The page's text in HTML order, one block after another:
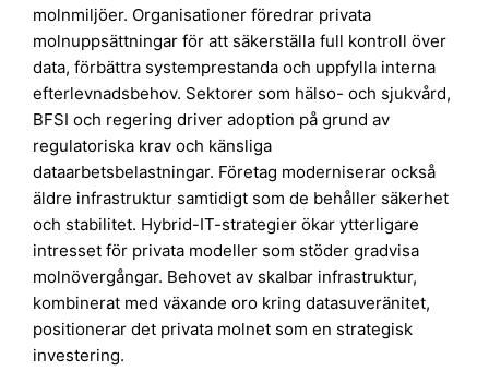
molnmiljöer. Organisationer föredrar privata
molnuppsättningar för att säkerställa full kontroll över
data, förbättra systemprestanda och uppfylla interna
efterlevnadsbehov. Sektorer som hälso- och sjukvård,
BFSI och regering driver adoption på grund av
regulatoriska krav och känsliga
dataarbetsbelastningar. Företag moderniserar också
äldre infrastruktur samtidigt som de behåller säkerhet
och stabilitet. Hybrid-IT-strategier ökar ytterligare
intresset för privata modeller som stöder gradvisa
molnövergångar. Behovet av skalbar infrastruktur,
kombinerat med växande oro kring datasuveränitet,
positionerar det privata molnet som en strategisk
investering.